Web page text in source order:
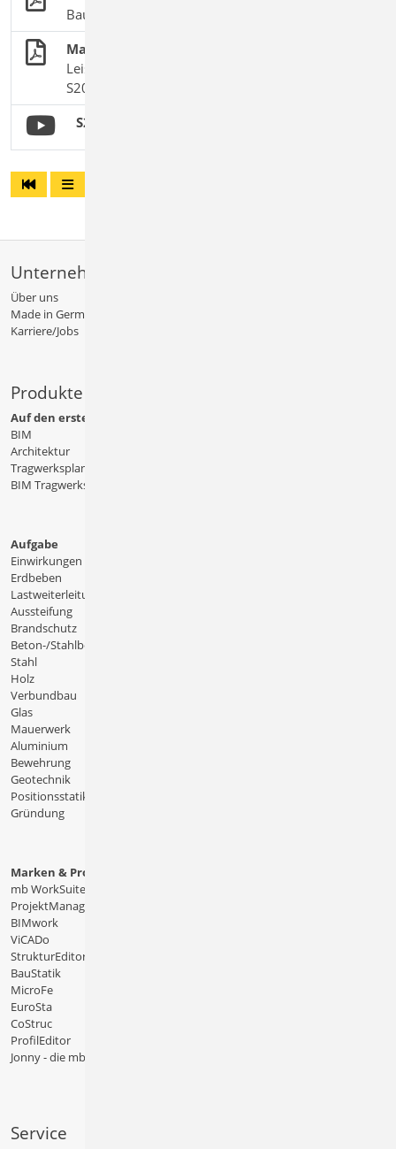
BauStatik-Module nach DIN EN 1995-1-1
Massive Holzdecke
Leistungsbeschreibung des BauStatik-Moduls
S203.de Holz-Brettstapeldecke
S203.de Holz-Brettstapeldecke
Unternehmen
Über uns
Made in Germany
Karriere/Jobs
Produkte
Auf den ersten Blick
BIM
Architektur
Tragwerksplanung
BIM Tragwerksplanung
Aufgabe
Einwirkungen
Erdbeben
Lastweiterleitung
Aussteifung
Brandschutz
Beton-/Stahlbeton
Stahl
Holz
Verbundbau
Glas
Mauerwerk
Aluminium
Bewehrung
Geotechnik
Positionsstatik
Gründung
Marken & Produkte
mb WorkSuite
ProjektManager
BIMwork
ViCADo
StrukturEditor
BauStatik
MicroFe
EuroSta
CoStruc
ProfilEditor
Jonny - die mb-App
Service